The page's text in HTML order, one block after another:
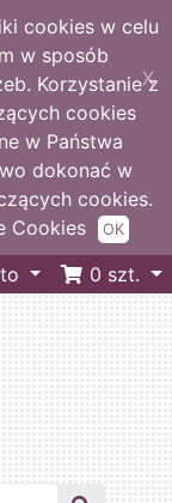
cookies w celu
w sposób
Korzystanie z
cookies
w Państwa
dokonać w
cookies.
Cookies
X
OK
0 szt.